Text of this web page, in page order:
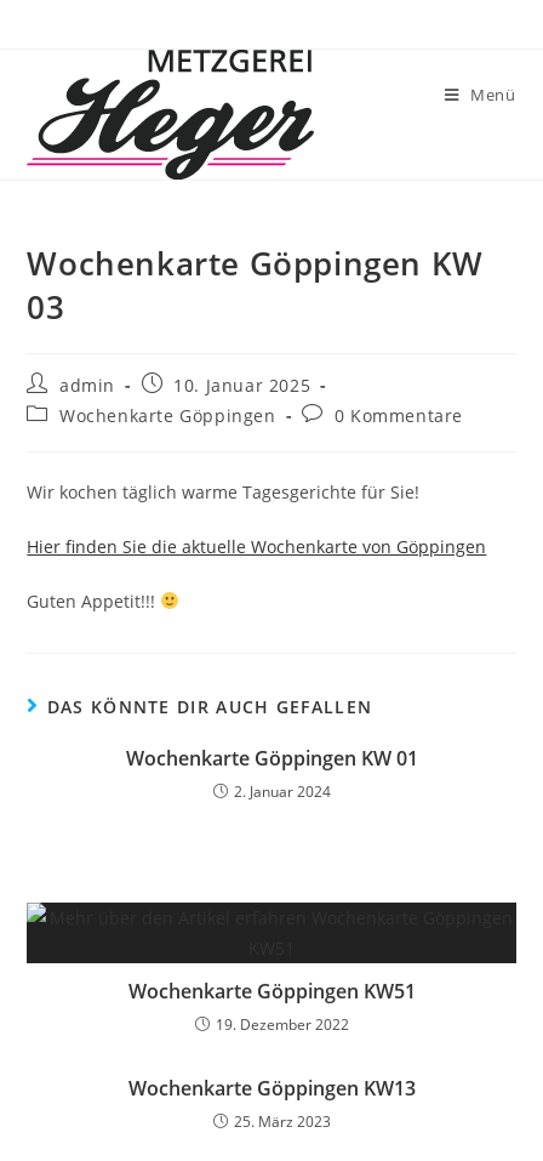
Menü
Wochenkarte Göppingen KW
03
admin
10. Januar 2025
Wochenkarte Göppingen
0 Kommentare
Wir kochen täglich warme Tagesgerichte für Sie!
Hier finden Sie die aktuelle Wochenkarte von Göppingen
Guten Appetit!!!
DAS KÖNNTE DIR AUCH GEFALLEN
Wochenkarte Göppingen KW 01
2. Januar 2024
Wochenkarte Göppingen KW51
19. Dezember 2022
Wochenkarte Göppingen KW13
25. März 2023